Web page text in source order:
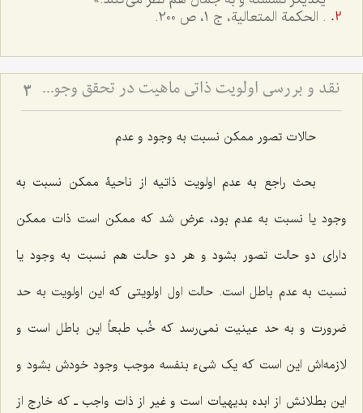
. الحکمة المتعالیة، ج 1، ص 200.
نقد و بررسی اولویت ذاتی ماهیت در تحقق وجود - تحلیل بطلان ترجیح بدون مرجح در نظام هستی 3
حالات تصور ممکن نسبت به وجود و عدم
بحث راجع به عدم اولویت ذاتیه از ناحیۀ ممکن نسبت به
وجود یا نسبت به عدم بود، عرض شد که ممکن است ذات ممکن
دارای دو حالت تصور بشود و هر دو حالت هم نسبت به وجود یا
نسبت به عدم باطل است. حالت اول اولویتی که این اولویت به حد
ضرورت و به حد عینیت نمی‌رسد که خُب طبعاً این باطل است و
لازمه‌اش این است که یک شیء بنفسه موجب وجود خودش بشود و
این بطلانش از ابده بدیهیات است و غیر از ذات واجب ـ که خارج از